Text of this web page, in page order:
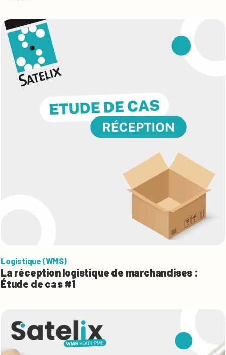
Logistique (WMS)
La réception logistique de marchandises :
Étude de cas #1